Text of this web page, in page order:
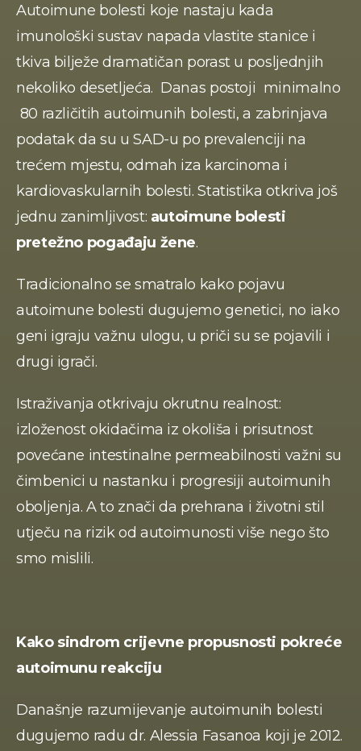
Autoimune bolesti koje nastaju kada
imunološki sustav napada vlastite stanice i
tkiva bilježe dramatičan porast u posljednjih
nekoliko desetljeća.  Danas postoji  minimalno
80 različitih autoimunih bolesti, a zabrinjava
podatak da su u SAD-u po prevalenciji na
trećem mjestu, odmah iza karcinoma i
kardiovaskularnih bolesti. Statistika otkriva još
jednu zanimljivost: autoimune bolesti
pretežno pogađaju žene.
Tradicionalno se smatralo kako pojavu
autoimune bolesti dugujemo genetici, no iako
geni igraju važnu ulogu, u priči su se pojavili i
drugi igrači.
Istraživanja otkrivaju okrutnu realnost:
izloženost okidačima iz okoliša i prisutnost
povećane intestinalne permeabilnosti važni su
čimbenici u nastanku i progresiji autoimunih
oboljenja. A to znači da prehrana i životni stil
utječu na rizik od autoimunosti više nego što
smo mislili.
Kako sindrom crijevne propusnosti pokreće
autoimunu reakciju
Današnje razumijevanje autoimunih bolesti
dugujemo radu dr. Alessia Fasanoa koji je 2012.